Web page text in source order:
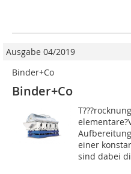
Ausgabe 04/2019
Binder+Co
Binder+Co
einer
sind dabei